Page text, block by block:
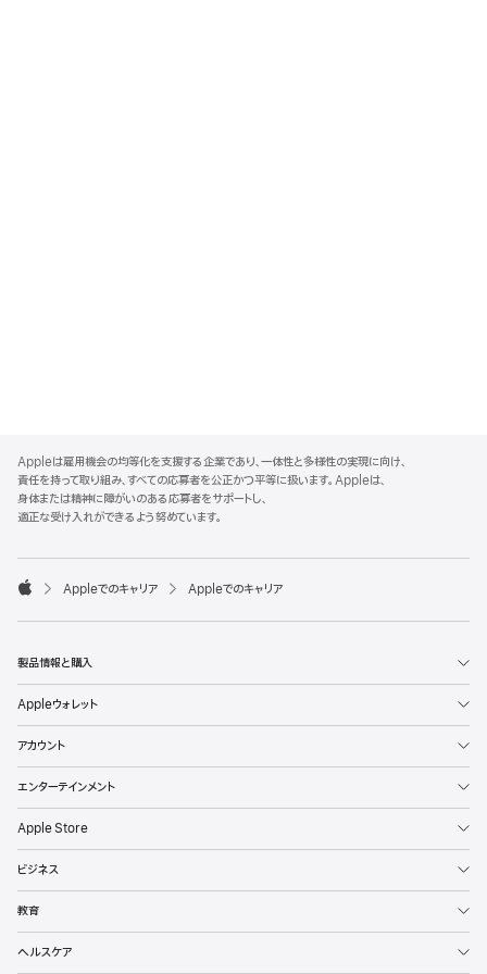
p
p
l
e
o
t
Appleは雇用機会の均等化を支援する企業であり、一体性と多様性の実現に向け、
責任を持って取り組み、すべての応募者を公正かつ平等に扱います。Appleは、
身体または精神に障がいのある応募者をサポートし、
適正な受け入れができるよう努めています。

p
l
Appleでのキャリア Appleでのキャリア
製品情報と購入
Appleウォレット
アカウント
エンターテインメント
Apple Store
ビジネス
教育
ヘルスケア